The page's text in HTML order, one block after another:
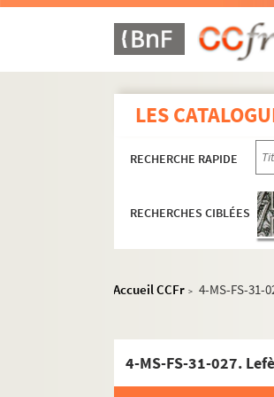
LES
RECHERCHE RAPIDE
RECHERCHES CIBLÉES
Accueil CCFr > 4-MS-FS-31-
4-MS-FS-31-027.
Oeuvres littéraires
Lettres à Philippe